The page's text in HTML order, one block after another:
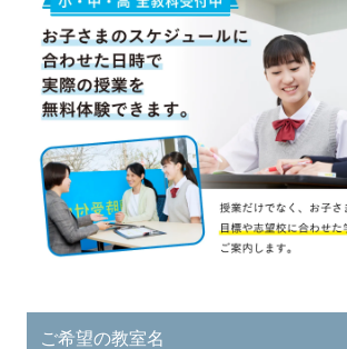
ご希望の教室名